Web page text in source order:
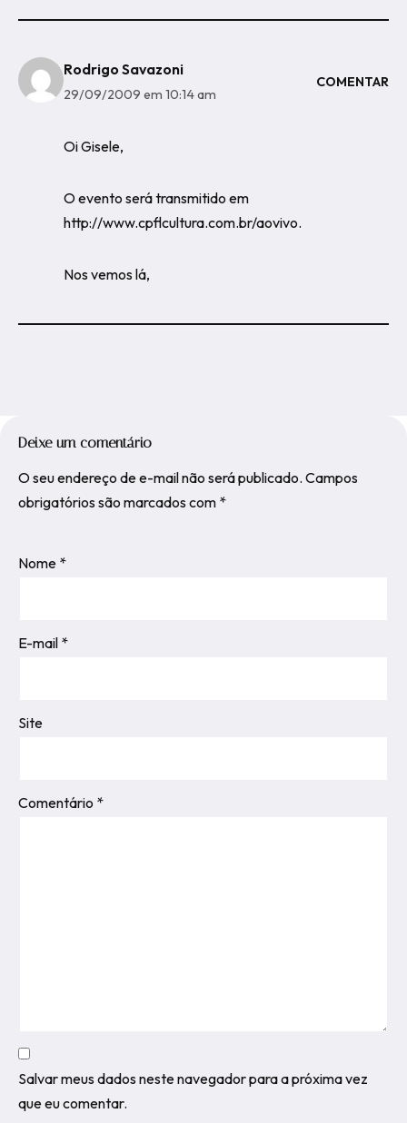
Rodrigo Savazoni
29/09/2009 em 10:14 am
COMENTAR
Oi Gisele,
O evento será transmitido em
http://www.cpflcultura.com.br/aovivo.
Nos vemos lá,
Deixe um comentário
O seu endereço de e-mail não será publicado. Campos
obrigatórios são marcados com *
Nome *
E-mail *
Site
Comentário *
Salvar meus dados neste navegador para a próxima vez
que eu comentar.